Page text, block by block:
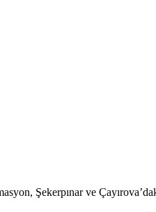
Şekerpınar ve